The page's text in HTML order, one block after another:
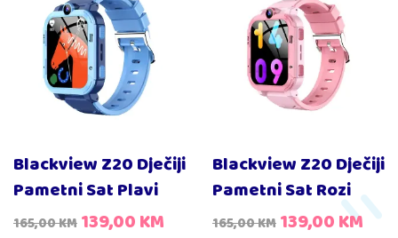
Blackview Z20 Dječiji
Pametni Sat Plavi
165,00KM 139,00KM
Blackview Z20 Dječiji
Pametni Sat Rozi
165,00KM 139,00KM